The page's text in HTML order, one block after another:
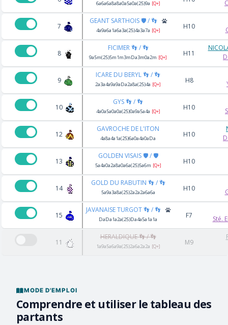
6a6a6a8a8a0a5a0a(25)9a [Q+]
7
GEANT SARTHOIS 🛡️ / 👣
4a9a6a1a6a3a(25)4a3a7a [Q+] H10
8
FICIMER 👣 / 👣
9a5m(25)5m1m3mDa3m0a2m [Q+] H11
9
ICARE DU BERYL 👣 / 👣
2a3a4a9a9aDa2a8a(25)4a [Q+] H8
10
GYS 👣 / 👣
4a0a5a0a0a(25)0a9a5a4a [Q+] H10
12
GAVROCHE DE L'ITON
4a8a4a1a(25)6a0a4a0aDa H10
13
GOLDEN VISAIS 🛡️ / 🛡️
5a4a0a2a8a0a6a(25)5a6m [Q+] H10
14
GOLD DU RABUTIN 👣 / 👣
5a9a3a8a(25)2a2a2a6a6a H10
15
JAVANAISE TURGOT 👣 / 👣
DaDa1a2a(25)Da4a5a1a1a F7 Sté.
11
HERALDIQUE 👣 / 👣
1a9a5a6a9a(25)2a6a2a2a [Q+] M9
MODE D'EMPLOI
Comprendre et utiliser le tableau des
partants